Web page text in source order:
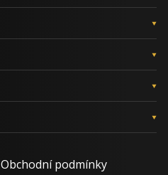
Obchodní podmínky